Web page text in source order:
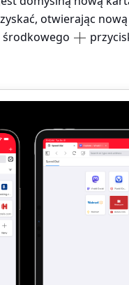
otwierając